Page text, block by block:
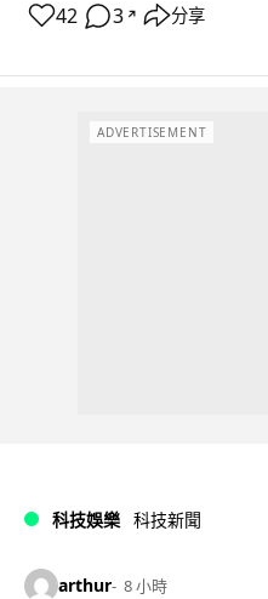
42 3 ↗ 分享
ADVERTISEMENT
科技娛樂 科技新聞
arthur 8 小時